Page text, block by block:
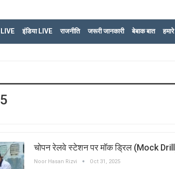
LIVE इंडिया LIVE राजनीति जरूरी जानकारी बेबाक बात
चोपन रेलवे स्टेशन पर मॉक ड्रिल (Mock
Noor Hasan Rizvi Oct 31, 2025